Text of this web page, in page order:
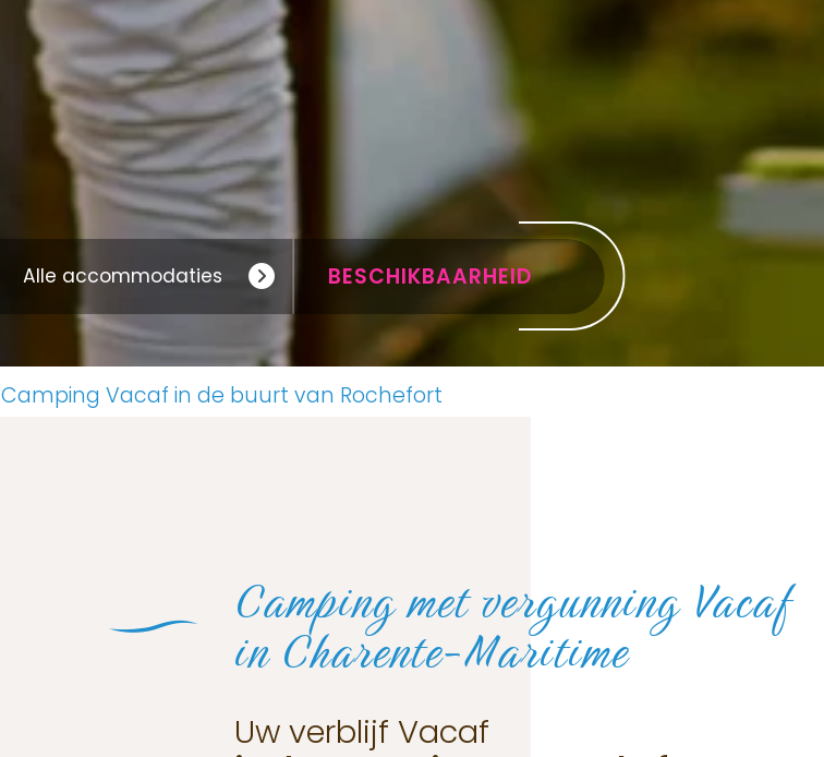
BESCHIKBAARHEID
Camping Vacaf in de buurt van Rochefort
Camping met vergunning Vacaf
in Charente-Maritime
Uw verblijf Vacaf